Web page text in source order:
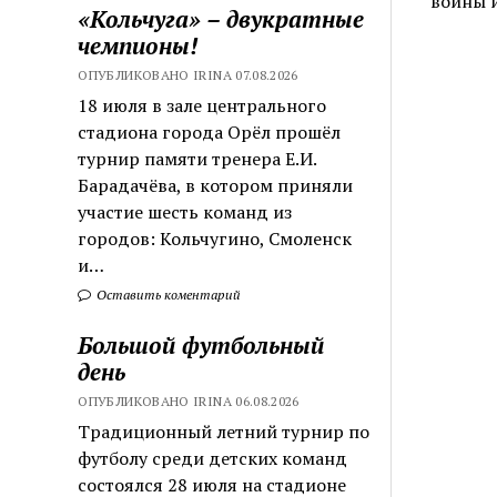
«Кольчуга» – двукратные
чемпионы!
ОПУБЛИКОВАНО IRINA 07.08.2026
18 июля в зале центрального
стадиона города Орёл прошёл
турнир памяти тренера Е.И.
Барадачёва, в котором приняли
участие шесть команд из
городов: Кольчугино, Смоленск
и…
Оставить коментарий
Большой футбольный
день
ОПУБЛИКОВАНО IRINA 06.08.2026
Традиционный летний турнир по
футболу среди детских команд
состоялся 28 июля на стадионе